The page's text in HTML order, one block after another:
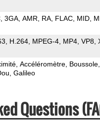
3GA AMR RA FLAC MID
H.264 MPEG-4 MP4 VP8
Accéléromètre Boussole
Galileo
Questions